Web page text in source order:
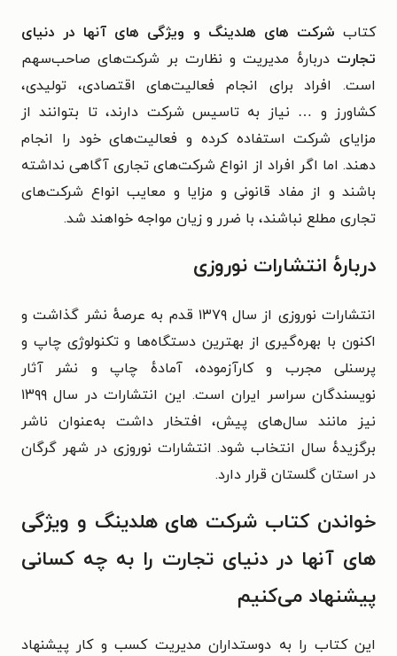
کتاب شرکت های هلدینگ و ویژگی های آنها در دنیای
تجارت دربارهٔ مدیریت و نظارت بر شرکت‌های صاحب‌سهم
است.
افراد برای انجام فعالیت‌های اقتصادی، تولیدی،
کشاورز و … نیاز به تاسیس شرکت دارند، تا بتوانند از
مزایای شرکت استفاده کرده و فعالیت‌های خود را انجام
دهند. اما اگر افراد از انواع شرکت‌های تجاری آگاهی نداشته
باشند و از مفاد قانونی و مزایا و معایب انواع شرکت‌های
تجاری مطلع نباشند، با ضرر و زیان مواجه خواهند شد.
دربارهٔ انتشارات نوروزی
انتشارات نوروزی از سال ۱۳۷۹ قدم به عرصهٔ نشر گذاشت و
اکنون با بهره‌گیری از بهترین دستگاه‌ها و تکنولوژی چاپ و
پرسنلی مجرب و کارآزموده، آمادهٔ چاپ و نشر آثار
نویسندگان سراسر ایران است. این انتشارات در سال ۱۳۹۹
نیز مانند سال‌های پیش، افتخار داشت به‌عنوان ناشر
برگزیدهٔ سال انتخاب شود. انتشارات نوروزی در شهر گرگان
در استان گلستان قرار دارد.‏
خواندن کتاب شرکت های هلدینگ و ویژگی
های آنها در دنیای تجارت را به چه کسانی
پیشنهاد می‌کنیم
این کتاب را به دوستداران مدیریت کسب و کار پیشنهاد